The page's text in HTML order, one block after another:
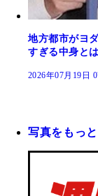
地方都市がヨ
すぎる中身と
2026年07月19日
写真をもっ